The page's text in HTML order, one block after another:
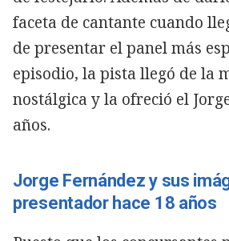
faceta de cantante cuando
de presentar el panel más
episodio, la pista llegó de la
nostálgica y la ofreció el
años.
Jorge Fernández y sus
presentador hace 18 años